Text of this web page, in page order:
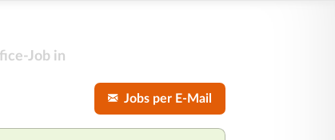
Job in
Jobs per E-Mail